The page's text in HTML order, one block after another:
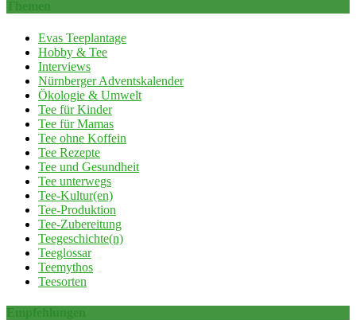
Evas Teeplantage
Hobby & Tee
Interviews
Nürnberger Adventskalender
Ökologie & Umwelt
Tee für Kinder
Tee für Mamas
Tee ohne Koffein
Tee Rezepte
Tee und Gesundheit
Tee unterwegs
Tee-Kultur(en)
Tee-Produktion
Tee-Zubereitung
Teegeschichte(n)
Teeglossar
Teemythos
Teesorten
Empfehlungen